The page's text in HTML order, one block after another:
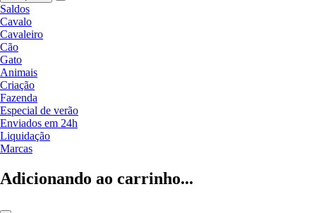
Saldos
Cavalo
Cavaleiro
Cão
Gato
Animais
Criação
Fazenda
Especial de verão
Enviados em 24h
Liquidação
Marcas
Adicionando ao carrinho...